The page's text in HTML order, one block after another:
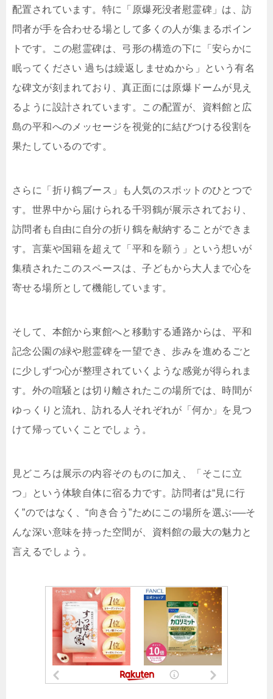
配置されています。特に「原爆死没者慰霊碑」は、訪
問者が手を合わせる場として多くの人が集まるポイン
トです。この慰霊碑は、弓形の構造の下に「安らかに
眠ってください 過ちは繰返しませぬから」という有名
な碑文が刻まれており、真正面には原爆ドームが見え
るように設計されています。この配置が、資料館と広
島の平和へのメッセージを視覚的に結びつける役割を
果たしているのです。
さらに「折り鶴ブース」も人気のスポットのひとつで
す。世界中から届けられる千羽鶴が展示されており、
訪問者も自由に自分の折り鶴を献納することができま
す。言葉や国籍を超えて「平和を願う」という想いが
集積されたこのスペースは、子どもから大人まで心を
寄せる場所として機能しています。
そして、本館から東館へと移動する通路からは、平和
記念公園の緑や慰霊碑を一望でき、歩みを進めるごと
に少しずつ心が整理されていくような感覚が得られま
す。外の喧騒とは切り離されたこの場所では、時間が
ゆっくりと流れ、訪れる人それぞれが「何か」を見つ
けて帰っていくことでしょう。
見どころは展示の内容そのものに加え、「そこに立
つ」という体験自体に宿る力です。訪問者は“見に行
く”のではなく、“向き合う”ためにこの場所を選ぶ──そ
んな深い意味を持った空間が、資料館の最大の魅力と
言えるでしょう。